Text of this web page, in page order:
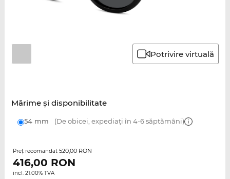
Potrivire virtuală
Mărime şi disponibilitate
54 mm (De obicei, expediați în 4-6 săptămâni)
Preţ recomandat 520,00 RON
416,00 RON
incl. 21.00% TVA